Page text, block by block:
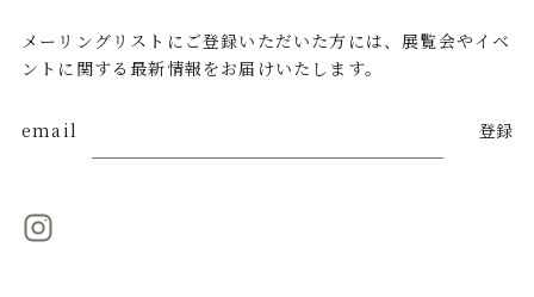
メーリングリストにご登録いただいた方には、展覧会やイベ
ントに関する最新情報をお届けいたします。
email 登録